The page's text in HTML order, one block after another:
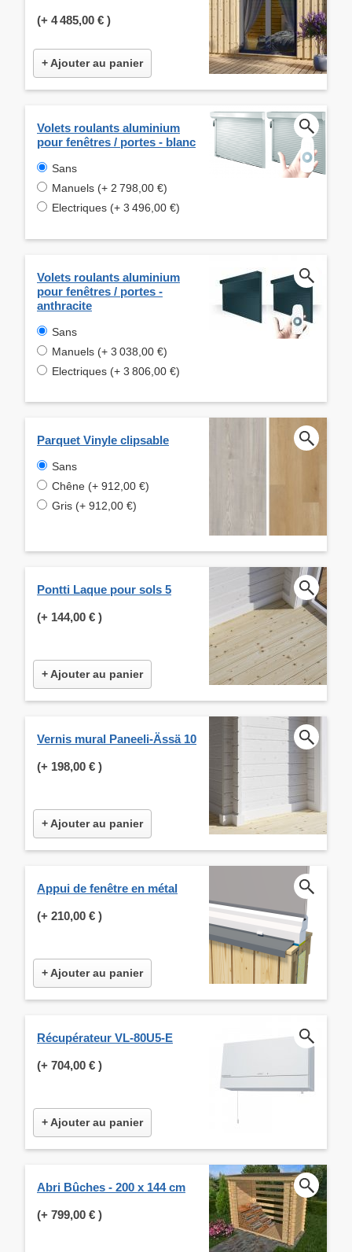
(+ 4 485,00 € )
+ Ajouter au panier
Volets roulants aluminium
pour fenêtres / portes - blanc
Sans
Manuels (+ 2 798,00 €)
Electriques (+ 3 496,00 €)
Volets roulants aluminium
pour fenêtres / portes -
anthracite
Sans
Manuels (+ 3 038,00 €)
Electriques (+ 3 806,00 €)
Parquet Vinyle clipsable
Sans
Chêne (+ 912,00 €)
Gris (+ 912,00 €)
Pontti Laque pour sols 5
(+ 144,00 € )
+ Ajouter au panier
Vernis mural Paneeli-Ässä 10
(+ 198,00 € )
+ Ajouter au panier
Appui de fenêtre en métal
(+ 210,00 € )
+ Ajouter au panier
Récupérateur VL-80U5-E
(+ 704,00 € )
+ Ajouter au panier
Abri Bûches - 200 x 144 cm
(+ 799,00 € )